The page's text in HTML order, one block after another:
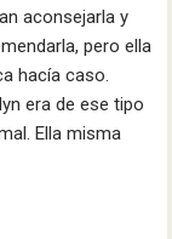
aconsejarla y
pero ella
hacía caso.
era de ese tipo
Ella misma